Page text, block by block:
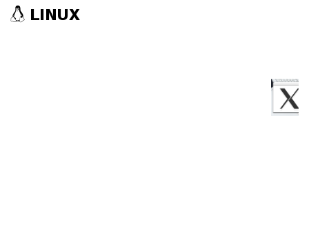
LINUX